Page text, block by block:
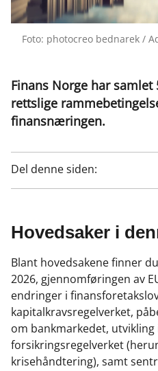
Foto: photocreo bednarek /
Finans Norge har samlet
rettslige
finansnæringen.
Del denne siden:
Hovedsaker i
Blant hovedsakene finner
2026, gjennomføringen av
endringer i
kapitalkravsregelverket,
om bankmarkedet, utvikling
forsikringsregelverket
krisehåndtering), samt